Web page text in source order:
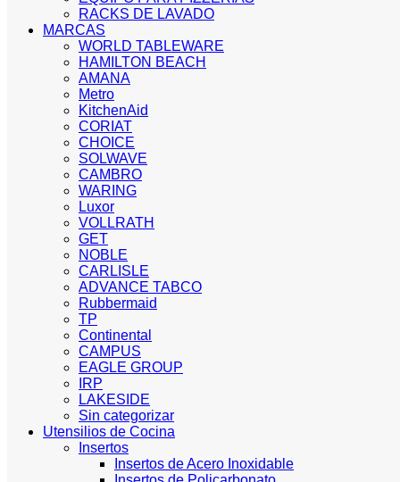
RACKS DE LAVADO
MARCAS
WORLD TABLEWARE
HAMILTON BEACH
AMANA
Metro
KitchenAid
CORIAT
CHOICE
SOLWAVE
CAMBRO
WARING
Luxor
VOLLRATH
GET
NOBLE
CARLISLE
ADVANCE TABCO
Rubbermaid
TP
Continental
CAMPUS
EAGLE GROUP
IRP
LAKESIDE
Sin categorizar
Utensilios de Cocina
Insertos
Insertos de Acero Inoxidable